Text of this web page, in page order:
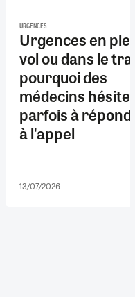
URGENCES
Urgences en
vol ou dans le
pourquoi des
médecins
parfois à
à l'appel
13/07/2026